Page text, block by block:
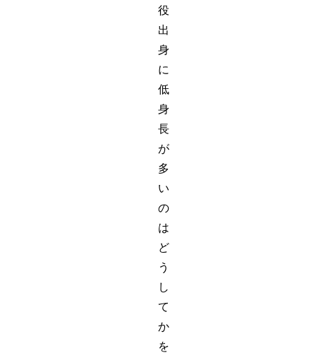
役
出
身
に
低
身
長
が
多
い
の
は
ど
う
し
て
か
を